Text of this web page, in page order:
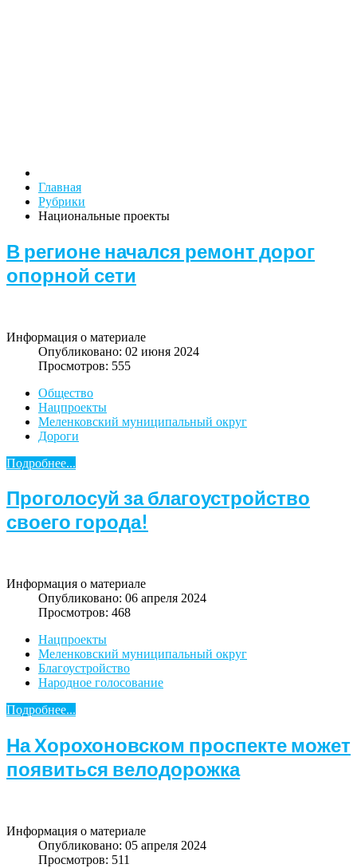
Главная
Рубрики
Национальные проекты
В регионе начался ремонт дорог
опорной сети
Информация о материале
Опубликовано: 02 июня 2024
Просмотров: 555
Общество
Нацпроекты
Меленковский муниципальный округ
Дороги
Подробнее...
Проголосуй за благоустройство
своего города!
Информация о материале
Опубликовано: 06 апреля 2024
Просмотров: 468
Нацпроекты
Меленковский муниципальный округ
Благоустройство
Народное голосование
Подробнее...
На Хорохоновском проспекте может
появиться велодорожка
Информация о материале
Опубликовано: 05 апреля 2024
Просмотров: 511